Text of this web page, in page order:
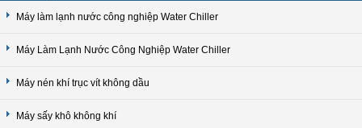
Máy làm lạnh nước công nghiệp Water Chiller
Máy Làm Lạnh Nước Công Nghiệp Water Chiller
Máy nén khí trục vít không dầu
Máy sấy khô không khí